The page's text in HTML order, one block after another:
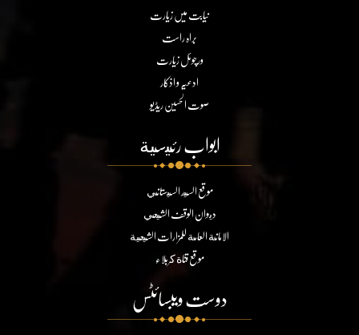
نیابت میں زیارت
براہ راست
ورچوئل زیارت
ادعیہ و اذکار
صوت الحسین ریڈیو
ابواب رئيسية
موقع السيد السيستاني
ديوان الوقف الشيعي
الامانة العامة للمزارات الشيعية
موقع قناة كربلاء
دوست ویبسائٹس